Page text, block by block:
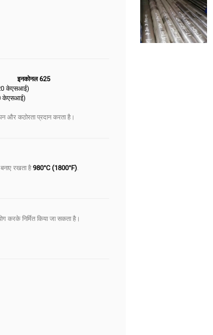
इनकोनल 625
केएसआई)
केएसआई)
और कठोरता प्रदान करता है।
रखता है980°C (1800°F).
करके निर्मित किया जा सकता है।